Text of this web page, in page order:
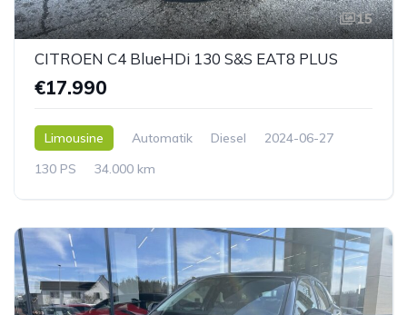
15
CITROEN C4 BlueHDi 130 S&S EAT8 PLUS
€17.990
Limousine Automatik Diesel
2024-06-27
130 PS
34.000 km